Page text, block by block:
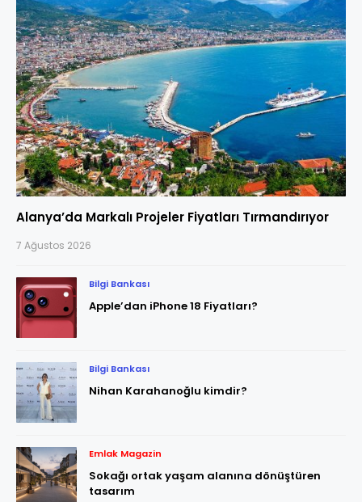
Alanya’da Markalı Projeler Fiyatları Tırmandırıyor
7 Ağustos 2026
Bilgi Bankası
Apple’dan iPhone 18 Fiyatları?
Bilgi Bankası
Nihan Karahanoğlu kimdir?
Emlak Magazin
Sokağı ortak yaşam alanına dönüştüren
tasarım